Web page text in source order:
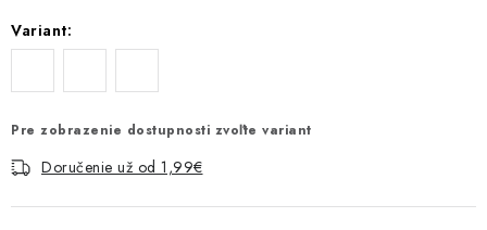
Variant:
Pre zobrazenie dostupnosti zvoľte variant
Doručenie už od 1,99€